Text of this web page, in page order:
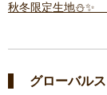
秋冬限定生地⛄✨
グローバル